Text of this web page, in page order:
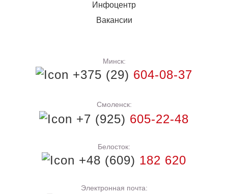
Инфоцентр
Вакансии
Минск:
+375 (29) 604-08-37
Смоленск:
+7 (925) 605-22-48
Белосток:
+48 (609) 182 620
Электронная почта: